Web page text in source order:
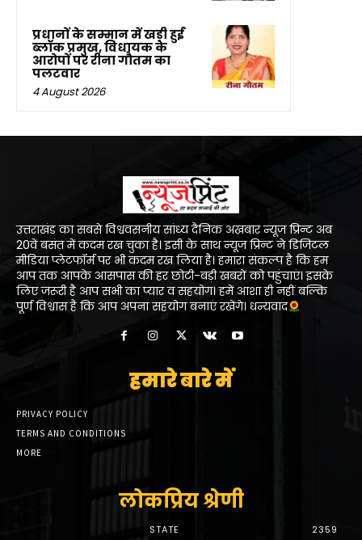
प्रधानों के सम्मान में खड़ी हुई
ब्लॉक प्रमुख, विधायक के
आरोपों पर रीना गौतम का
पलटवार
4 August 2026
उत्तराखंड का सबसे विश्ववसनीय सांध्य दैनिक अख़बार न्यूज प्रिन्ट अब
20वें बसंत में कदम रख चुका है। इसी के साथ न्यूज प्रिन्ट ने डिजिटल
मीडिया प्लेटफॉर्म पर भी कदम रख लिया है। हमारा संकल्प है कि हम
आप तक आपके आसपास की हर छोटी-बड़ी खबरों को पहुंचाएं। इसके
लिए जरूरी है आप सभी का प्यार व सहयोग। हमें आशा ही नहीं बल्कि
पूर्ण विश्वास है कि आप अपना सहयोग बनाएं रखेंगे। धन्यवाद
हमारे बारे में
PRIVACY POLICY
TERMS AND CONDITIONS
MORE
लोकप्रिय श्रेणी
STATE 2359